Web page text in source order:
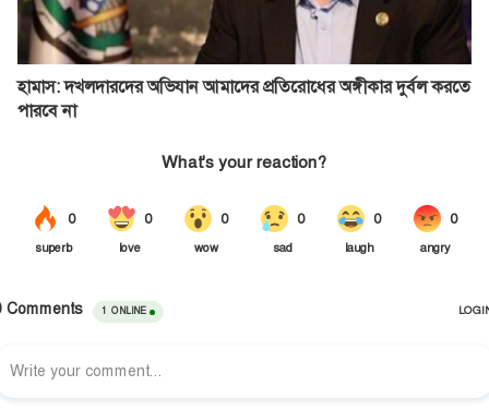
হামাস: দখলদারদের অভিযান আমাদের প্রতিরোধের অঙ্গীকার দুর্বল করতে
পারবে না